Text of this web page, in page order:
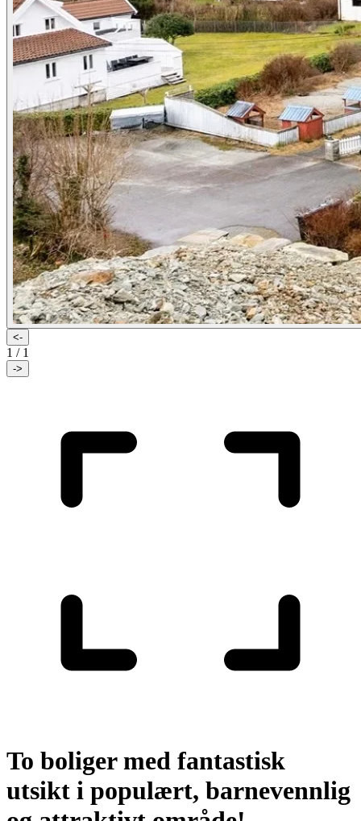
<-
1 / 1
->
To boliger med fantastisk
utsikt i populært, barnevennlig